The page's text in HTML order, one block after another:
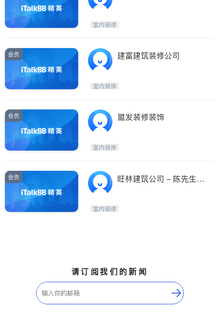
室内装修
会员 建富建筑装修公司
室内装修
会员 盟发装修装饰
室内装修
会员
旺林建筑公司 - 陈先生
室内装修
请订阅我们的新闻